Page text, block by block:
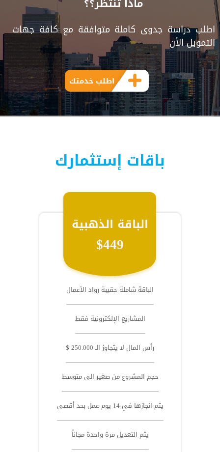
اطلب دراسة جدوى كاملة متوافقة مع كافة جهات
التمويل الأن
اطلب خدمتك
باقات إستثمارك
الباقة الذهبية
$449
الباقة شاملة حقيبة رواد الأعمال
المشاريع الإلكترونية فقط
رأس المال لا يتجاوز الـ 250.000 $
حجم المشروع من صغير الى متوسط
يتم انجازها في 14 يوم عمل بحد أقصى
يتم التعديل مرة واحدة مجاناً